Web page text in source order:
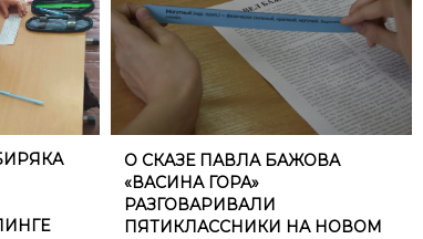
О СКАЗЕ ПАВЛА БАЖОВА
«ВАСИНА ГОРА»
РАЗГОВАРИВАЛИ
ПЯТИКЛАССНИКИ НА НОВОМ